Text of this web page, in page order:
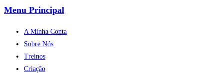
Menu Principal
A Minha Conta
Sobre Nós
Treinos
Criação